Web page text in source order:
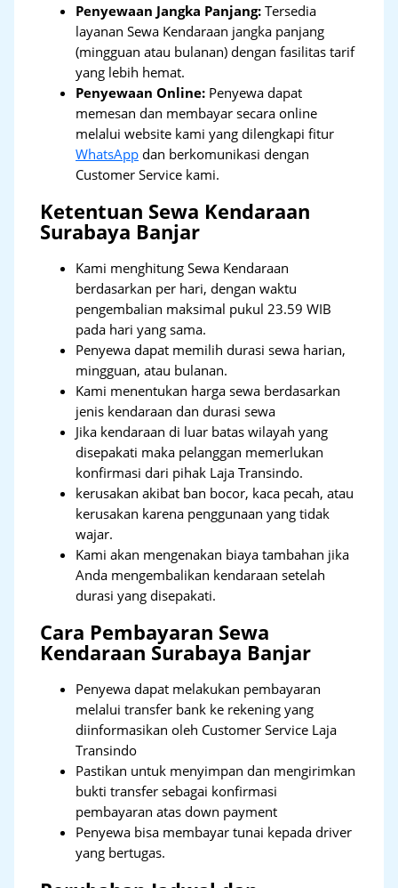
Penyewaan Jangka Panjang: Tersedia
layanan Sewa Kendaraan jangka panjang
(mingguan atau bulanan) dengan fasilitas tarif
yang lebih hemat.
Penyewaan Online: Penyewa dapat
memesan dan membayar secara online
melalui website kami yang dilengkapi fitur
WhatsApp dan berkomunikasi dengan
Customer Service kami.
Ketentuan Sewa Kendaraan
Surabaya Banjar
Kami menghitung Sewa Kendaraan
berdasarkan per hari, dengan waktu
pengembalian maksimal pukul 23.59 WIB
pada hari yang sama.
Penyewa dapat memilih durasi sewa harian,
mingguan, atau bulanan.
Kami menentukan harga sewa berdasarkan
jenis kendaraan dan durasi sewa
Jika kendaraan di luar batas wilayah yang
disepakati maka pelanggan memerlukan
konfirmasi dari pihak Laja Transindo.
kerusakan akibat ban bocor, kaca pecah, atau
kerusakan karena penggunaan yang tidak
wajar.
Kami akan mengenakan biaya tambahan jika
Anda mengembalikan kendaraan setelah
durasi yang disepakati.
Cara Pembayaran Sewa
Kendaraan Surabaya Banjar
Penyewa dapat melakukan pembayaran
melalui transfer bank ke rekening yang
diinformasikan oleh Customer Service Laja
Transindo
Pastikan untuk menyimpan dan mengirimkan
bukti transfer sebagai konfirmasi
pembayaran atas down payment
Penyewa bisa membayar tunai kepada driver
yang bertugas.